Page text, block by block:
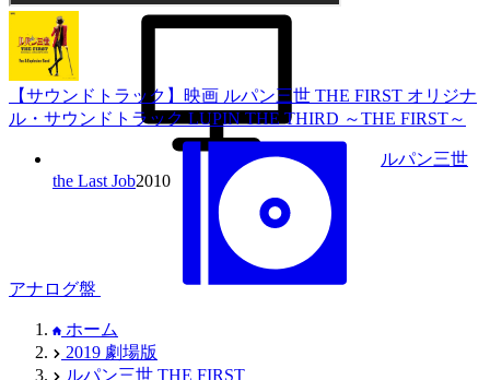
ルパン三世
the Last Job2010
【サウンドトラック】映画 ルパン三世 THE FIRST オリジナ
ル・サウンドトラック LUPIN THE THIRD ～THE FIRST～
アナログ盤
ホーム
2019 劇場版
ルパン三世 THE FIRST